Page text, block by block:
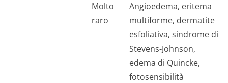
Molto
raro
Angioedema, eritema
multiforme, dermatite
esfoliativa, sindrome di
Stevens-Johnson,
edema di Quincke,
fotosensibilità